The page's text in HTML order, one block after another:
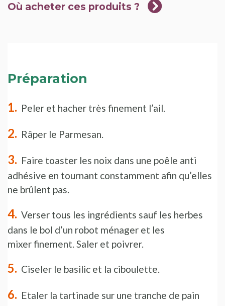
Où acheter ces produits ?
Préparation
Peler et hacher très finement l’ail.
Râper le Parmesan.
Faire toaster les noix dans une poêle anti
adhésive en tournant constamment afin qu’elles
ne brûlent pas.
Verser tous les ingrédients sauf les herbes
dans le bol d’un robot ménager et les
mixer finement. Saler et poivrer.
Ciseler le basilic et la ciboulette.
Etaler la tartinade sur une tranche de pain